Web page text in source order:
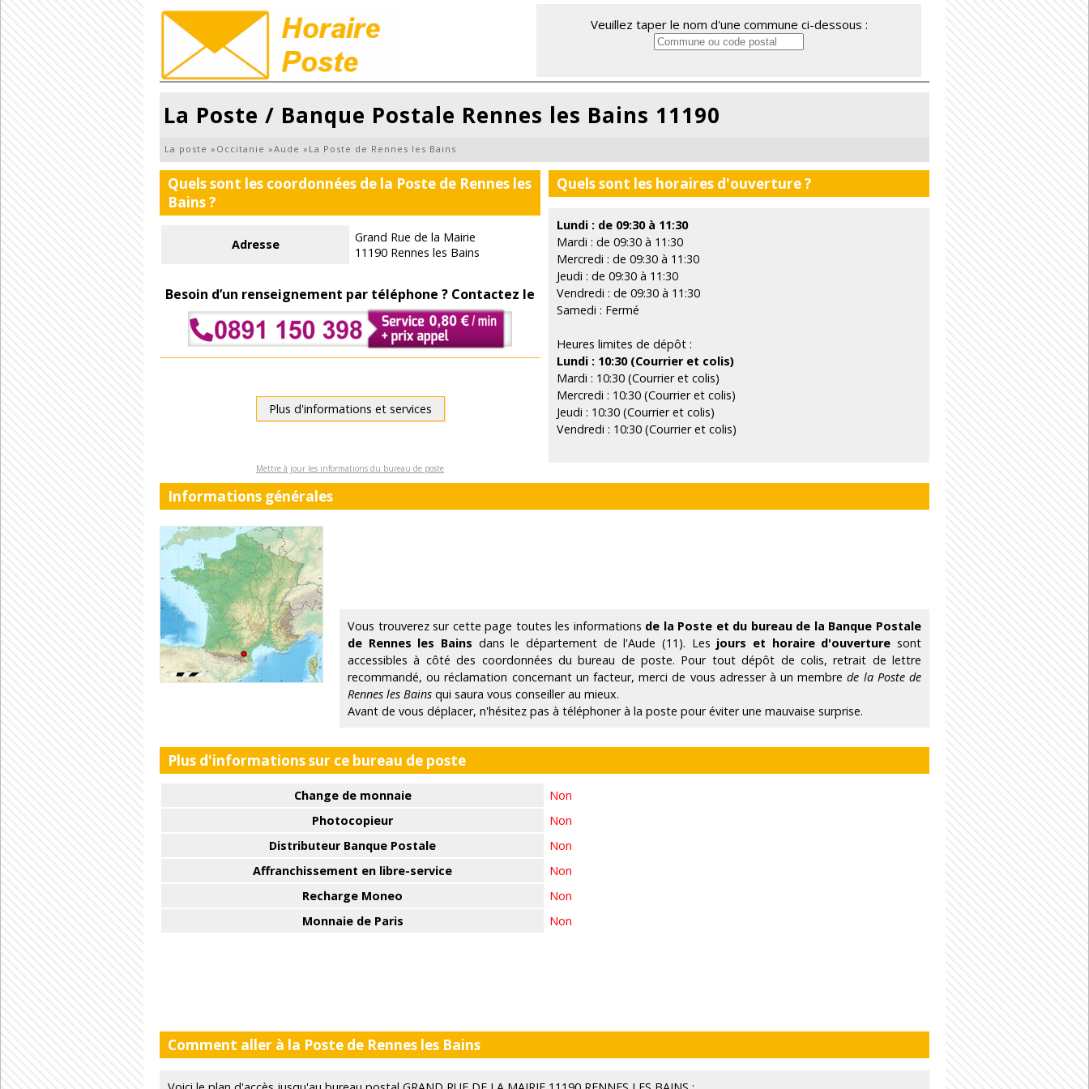
Veuillez taper le nom d'une commune ci-dessous :
La Poste / Banque Postale Rennes les Bains 11190
La poste » Occitanie »Aude » La Poste de Rennes les Bains
Quels sont les coordonnées de la Poste de Rennes les
Bains ?
Adresse
Grand Rue de la Mairie
11190 Rennes les Bains
Besoin d’un renseignement par téléphone ? Contactez le
Plus d'informations et services
Mettre à jour les informations du bureau de poste
Quels sont les horaires d'ouverture ?
Lundi : de 09:30 à 11:30
Mardi : de 09:30 à 11:30
Mercredi : de 09:30 à 11:30
Jeudi : de 09:30 à 11:30
Vendredi : de 09:30 à 11:30
Samedi : Fermé
Heures limites de dépôt :
Lundi : 10:30 (Courrier et colis)
Mardi : 10:30 (Courrier et colis)
Mercredi : 10:30 (Courrier et colis)
Jeudi : 10:30 (Courrier et colis)
Vendredi : 10:30 (Courrier et colis)
Informations générales
Vous trouverez sur cette page toutes les informations de la Poste et du bureau de la Banque Postale
de Rennes les Bains dans le département de l'Aude (11). Les jours et horaire d'ouverture sont
accessibles à côté des coordonnées du bureau de poste. Pour tout dépôt de colis, retrait de lettre
recommandé, ou réclamation concernant un facteur, merci de vous adresser à un membrede la Poste de
Rennes les Bains qui saura vous conseiller au mieux.
Avant de vous déplacer, n'hésitez pas à téléphoner à la poste pour éviter une mauvaise surprise.
Plus d'informations sur ce bureau de poste
Change de monnaie
Non
Photocopieur
Non
Distributeur Banque Postale
Non
Affranchissement en libre-service
Non
Recharge Moneo
Non
Monnaie de Paris
Non
Comment aller à la Poste de Rennes les Bains